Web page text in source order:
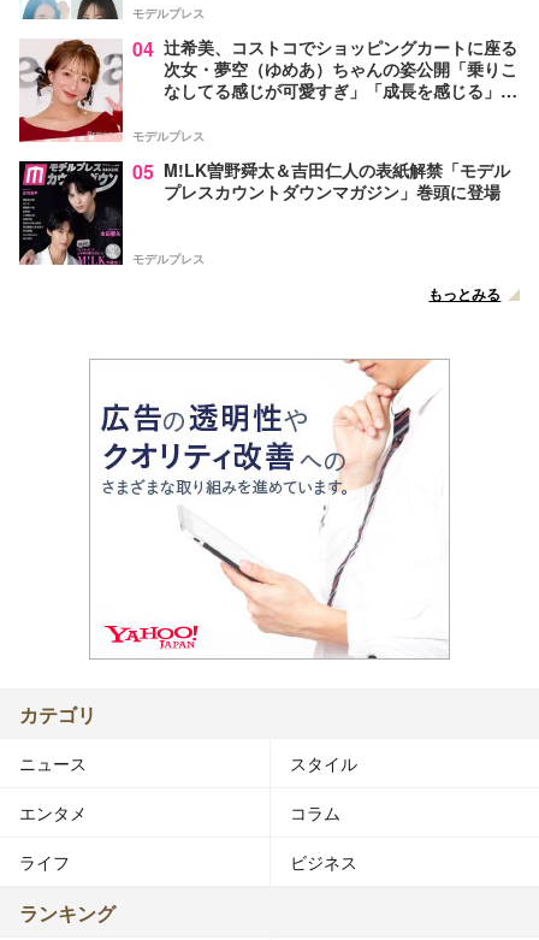
モデルプレス
04 辻希美、コストコでショッピングカートに座る
次女・夢空（ゆめあ）ちゃんの姿公開「乗りこ
なしてる感じが可愛すぎ」「成長を感じる」の
モデルプレス
05 M!LK曽野舜太＆吉田仁人の表紙解禁「モデル
プレスカウントダウンマガジン」巻頭に登場
モデルプレス
もっとみる
カテゴリ
ニュース スタイル
エンタメ コラム
ライフ ビジネス
ランキング